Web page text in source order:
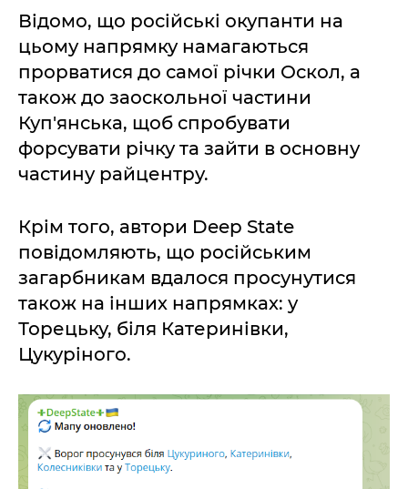
Відомо, що російські окупанти на
цьому напрямку намагаються
прорватися до самої річки Оскол, а
також до заоскольної частини
Куп'янська, щоб спробувати
форсувати річку та зайти в основну
частину райцентру.
Крім того, автори Deep State
повідомляють, що російським
загарбникам вдалося просунутися
також на інших напрямках: у
Торецьку, біля Катеринівки,
Цукуріного.